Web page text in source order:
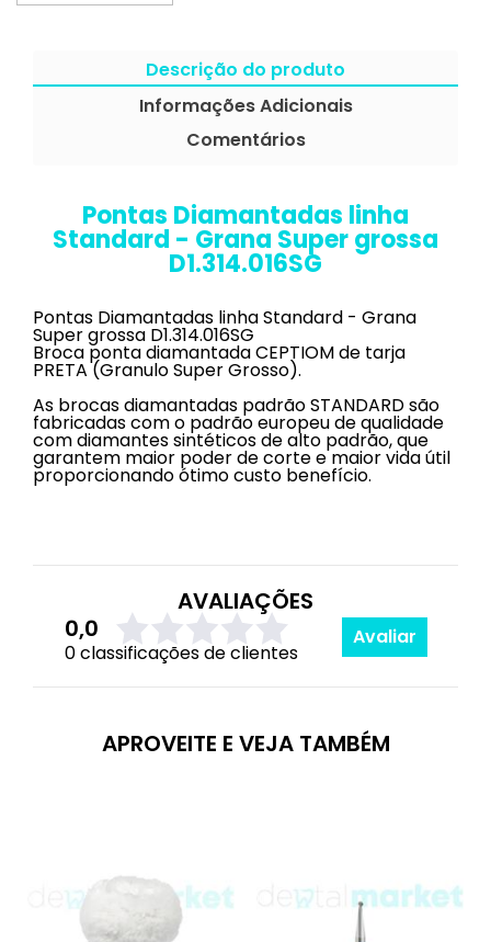
Descrição do produto
Informações Adicionais
Comentários
Pontas Diamantadas linha
Standard - Grana Super grossa
D1.314.016SG
Pontas Diamantadas linha Standard - Grana
Super grossa D1.314.016SG
Broca ponta diamantada CEPTIOM de tarja
PRETA (Granulo Super Grosso).
As brocas diamantadas padrão STANDARD são
fabricadas com o padrão europeu de qualidade
com diamantes sintéticos de alto padrão, que
garantem maior poder de corte e maior vida útil
proporcionando ótimo custo benefício.
AVALIAÇÕES
0,0
0 classificações de clientes
Avaliar
APROVEITE E VEJA TAMBÉM